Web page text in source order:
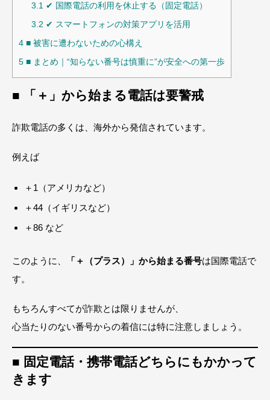
3.1 ✔ 国際電話の利用を休止する（固定電話）
3.2 ✔ スマートフォンの対策アプリを活用
4 ■ 被害に遭わないための心構え
5 ■ まとめ｜“知らない番号は慎重に”が安全への第一歩
■ 「＋」から始まる電話は要警戒
詐欺電話の多くは、海外から発信されています。
例えば
＋1（アメリカなど）
＋44（イギリスなど）
＋86 など
このように、 「＋（プラス）」から始まる番号は国際電話で
す。
もちろんすべてが詐欺とは限りませんが、
心当たりのない番号からの着信には特に注意しましょう。
■ 固定電話・携帯電話どちらにもかかって
きます